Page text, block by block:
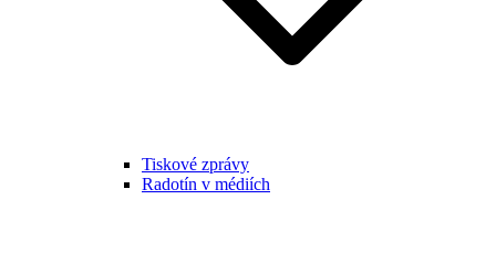
Tiskové zprávy
Radotín v médiích